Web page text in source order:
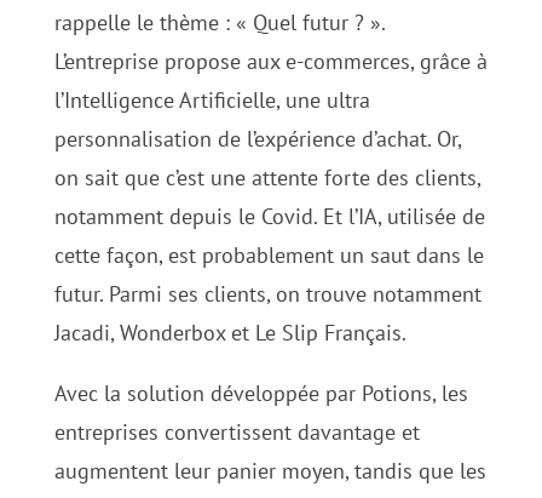
rappelle le thème : « Quel futur ? ».
L’entreprise propose aux e-commerces, grâce à
l’Intelligence Artificielle, une ultra
personnalisation de l’expérience d’achat. Or,
on sait que c’est une attente forte des clients,
notamment depuis le Covid. Et l’IA, utilisée de
cette façon, est probablement un saut dans le
futur. Parmi ses clients, on trouve notamment
Jacadi, Wonderbox et Le Slip Français.
Avec la solution développée par Potions, les
entreprises convertissent davantage et
augmentent leur panier moyen, tandis que les